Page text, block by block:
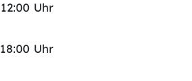
12:00 Uhr
18:00 Uhr